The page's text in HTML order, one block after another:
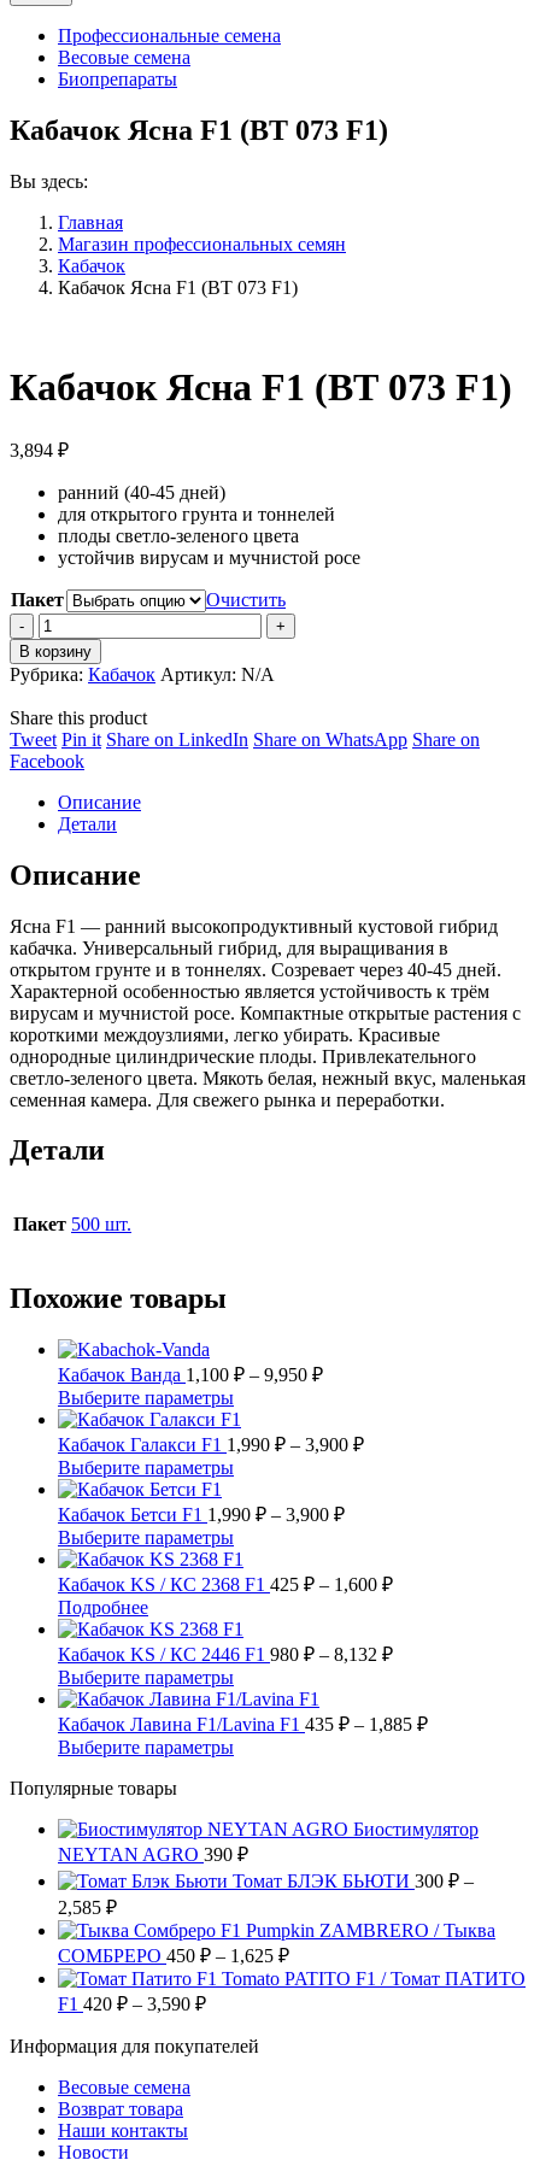
Профессиональные семена
Весовые семена
Биопрепараты
Кабачок Ясна F1 (ВТ 073 F1)
Вы здесь:
Главная
Магазин профессиональных семян
Кабачок
Кабачок Ясна F1 (ВТ 073 F1)
Кабачок Ясна F1 (ВТ 073 F1)
3,894 ₽
ранний (40-45 дней)
для открытого грунта и тоннелей
плоды светло-зеленого цвета
устойчив вирусам и мучнистой росе
Пакет
Очистить
Кабачок
Ясна
F1
(ВТ
073
F1)
quantity
В корзину
Рубрика: Кабачок Артикул: N/A
Share this product
TweetShare
on
Pin itShare
Share on LinkedIn Share
Share on WhatsAppShare
Share on
FacebookShare
Facebook
Описание
Детали
Описание
Ясна F1 — ранний высокопродуктивный кустовой гибрид
кабачка. Универсальный гибрид, для выращивания в
открытом грунте и в тоннелях. Созревает через 40-45 дней.
Характерной особенностью является устойчивость к трём
вирусам и мучнистой росе. Компактные открытые растения с
короткими междоузлиями, легко убирать. Красивые
однородные цилиндрические плоды. Привлекательного
светло-зеленого цвета. Мякоть белая, нежный вкус, маленькая
семенная камера. Для свежего рынка и переработки.
Детали
Пакет 500 шт.
Похожие товары
Кабачок Ванда 1,100 ₽ – 9,950 ₽Диапазон
–
Выберите параметрыЭтот
товар
имеет
несколько
вариаций.
Опции
можно
выбрать
на
странице
Кабачок Галакси F1 1,990 ₽ – 3,900 ₽Диапазон
Выберите параметрыЭтот
имеет
несколько
вариаций.
Опции
можно
выбрать
на
странице
товара.
Кабачок Бетси F1 1,990 ₽ – 3,900 ₽Диапазон
–
Выберите параметрыЭтот
товар
имеет
вариаций.
Опции
можно
выбрать
на
странице
товара.
Кабачок KS / КС 2368 F1 425 ₽ – 1,600 ₽Диапазон
–
ПодробнееЭтот
товар
имеет
несколько
вариаций.
Опции
можно
выбрать
странице
товара.
Кабачок KS / КС 2446 F1 980 ₽ – 8,132 ₽Диапазон
–
Выберите параметрыЭтот
товар
имеет
несколько
вариаций.
выбрать
на
странице
товара.
Кабачок Лавина F1/Lavina F1 435 ₽ – 1,885 ₽Диапазон
Выберите параметрыЭтот
вариаций.
Опции
можно
на
странице
товара.
Популярные товары
Биостимулятор
NEYTAN AGRO 390 ₽
Томат БЛЭК БЬЮТИ 300 ₽ –
2,585 ₽Диапазон
цен:
300 ₽
–
2,585 ₽
Pumpkin ZAMBRERO / Тыква
СОМБРЕРО 450 ₽ – 1,625 ₽Диапазон
цен:
Tomato PATITO F1 / Томат ПАТИТО
F1 420 ₽ – 3,590 ₽Диапазон
420 ₽
Информация для покупателей
Весовые семена
Возврат товара
Наши контакты
Новости